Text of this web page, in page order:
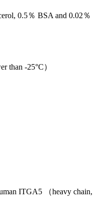
0.5％ BSA and 0.02％
than -25°C）
ITGA5 （heavy chain,